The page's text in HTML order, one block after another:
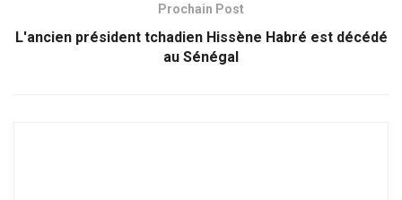
Prochain Post
L'ancien président tchadien Hissène Habré est décédé
au Sénégal